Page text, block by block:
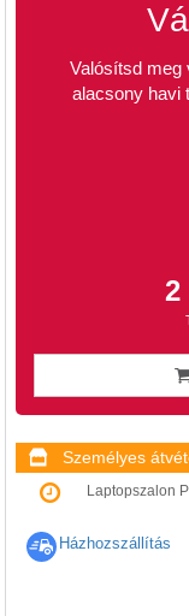
Valósítsd meg
alacsony havi
2
Személyes
Laptopszalon
Házhozszállítás